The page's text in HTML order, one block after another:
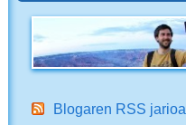
Blogaren RSS jarioa